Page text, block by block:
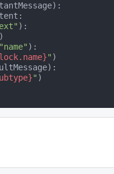
):
"name" ):
" )
" )